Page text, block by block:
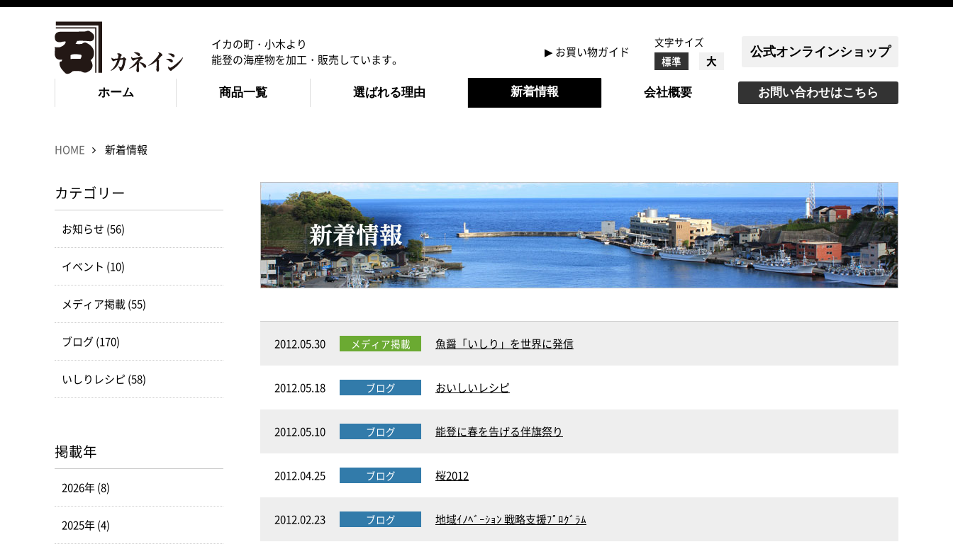
イカの町・小木より
能登の海産物を加工・販売しています。
▶お買い物ガイド
文字サイズ
標準
大
公式オンラインショップ
ホーム 商品一覧 選ばれる理由 新着情報 会社概要 お問い合わせはこちら
HOME 新着情報
2012.05.30 メディア掲載 魚醤「いしり」を世界に発信
2012.05.18 ブログ おいしいレシピ
2012.05.10 ブログ 能登に春を告げる伴旗祭り
2012.04.25 ブログ 桜2012
2012.02.23 ブログ 地域ｲﾉﾍﾞｰｼｮﾝ 戦略支援ﾌﾟﾛｸﾞﾗﾑ
カテゴリー
お知らせ (56)
イベント (10)
メディア掲載 (55)
ブログ (170)
いしりレシピ (58)
掲載年
2026年 (8)
2025年 (4)